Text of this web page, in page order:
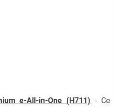
e-All-in-One (H711) - Ce